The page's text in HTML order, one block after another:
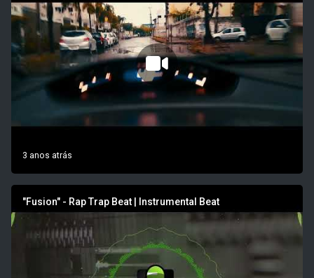
3 anos atrás
"Fusion" - Rap Trap Beat | Instrumental Beat